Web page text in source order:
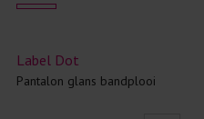
Label Dot
Pantalon glans bandplooi